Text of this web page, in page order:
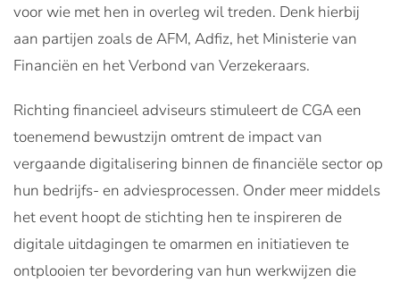
voor wie met hen in overleg wil treden. Denk hierbij
aan partijen zoals de AFM, Adfiz, het Ministerie van
Financiën en het Verbond van Verzekeraars.
Richting financieel adviseurs stimuleert de CGA een
toenemend bewustzijn omtrent de impact van
vergaande digitalisering binnen de financiële sector op
hun bedrijfs- en adviesprocessen. Onder meer middels
het event hoopt de stichting hen te inspireren de
digitale uitdagingen te omarmen en initiatieven te
ontplooien ter bevordering van hun werkwijzen die